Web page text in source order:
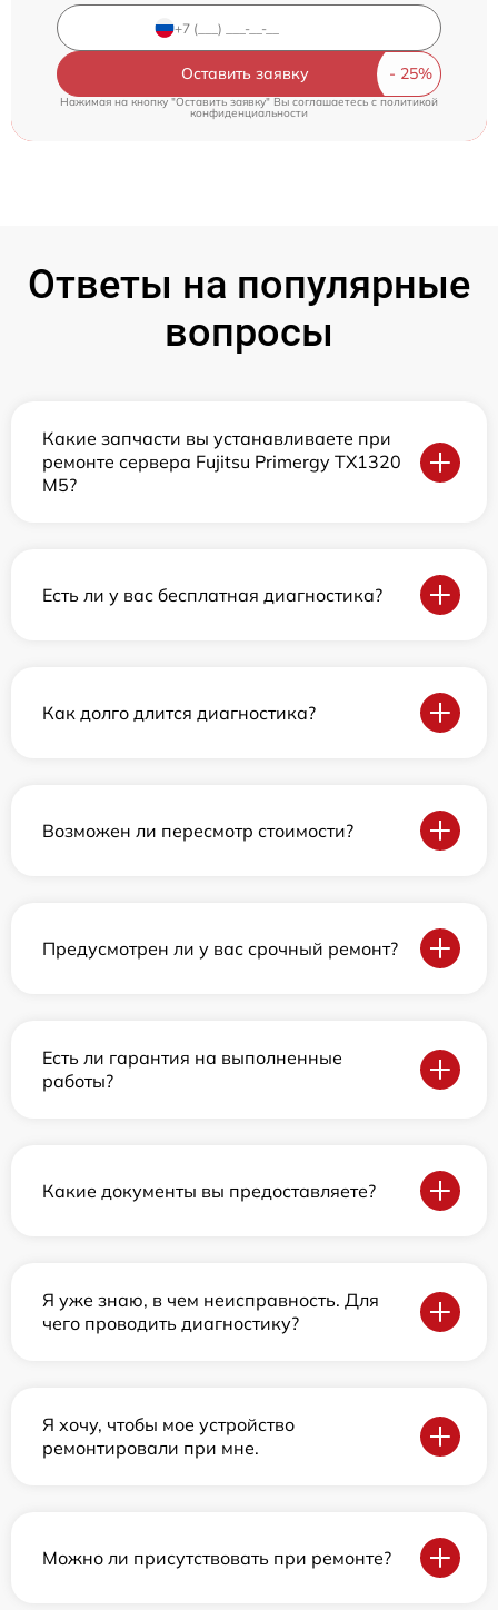
Оставить заявку
Нажимая на кнопку "Оставить заявку" Вы соглашаетесь cполитикой
конфиденциальности
Ответы на популярные
вопросы
Какие запчасти вы устанавливаете при
ремонте сервера Fujitsu Primergy TX1320
M5?
Есть ли у вас бесплатная диагностика?
Как долго длится диагностика?
Возможен ли пересмотр стоимости?
Предусмотрен ли у вас срочный ремонт?
Есть ли гарантия на выполненные
работы?
Какие документы вы предоставляете?
Я уже знаю, в чем неисправность. Для
чего проводить диагностику?
Я хочу, чтобы мое устройство
ремонтировали при мне.
Можно ли присутствовать при ремонте?